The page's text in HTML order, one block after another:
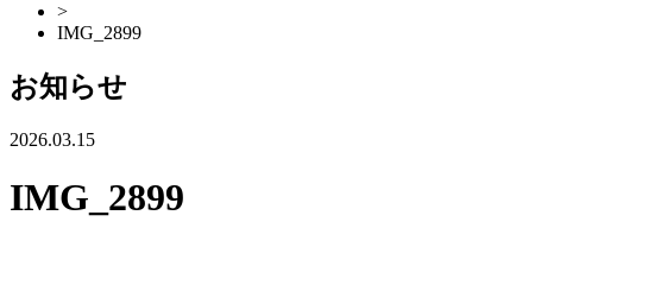
>
IMG_2899
お知らせ
2026.03.15
IMG_2899